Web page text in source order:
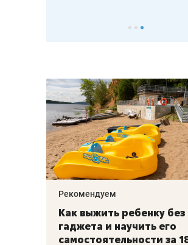
–
Рекомендуем
Как выжить ребенку без
гаджета и научить его
самостоятельности за